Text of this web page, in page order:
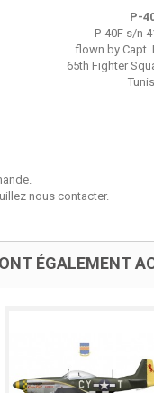
P-
P-40F s/n
flown by Capt.
65th Fighter
nous contacter.
ÉGALEMENT